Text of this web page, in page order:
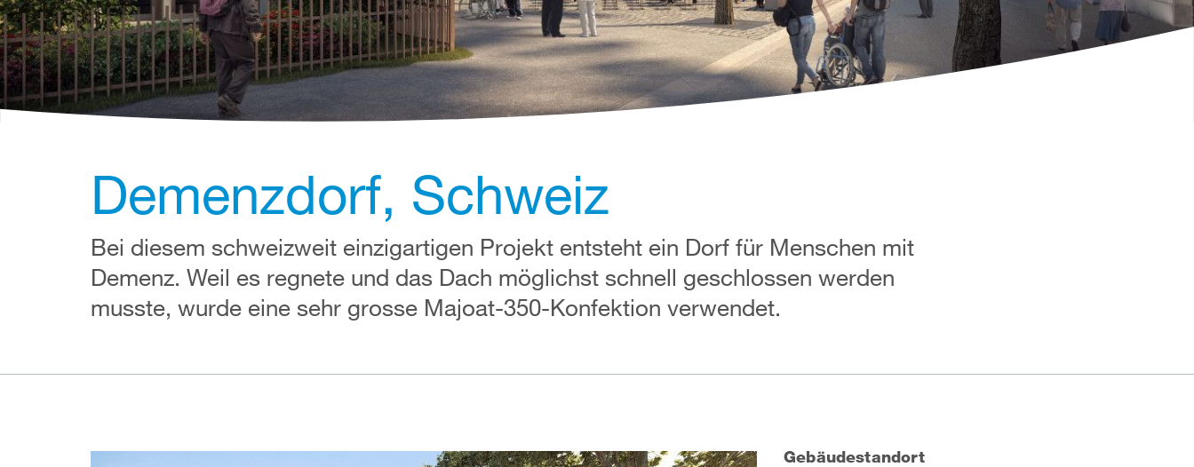
Demenzdorf, Schweiz
Bei diesem schweizweit einzigartigen Projekt entsteht ein Dorf für Menschen mit
Demenz. Weil es regnete und das Dach möglichst schnell geschlossen werden
musste, wurde eine sehr grosse Majoat-350-Konfektion verwendet.
Gebäudestandort